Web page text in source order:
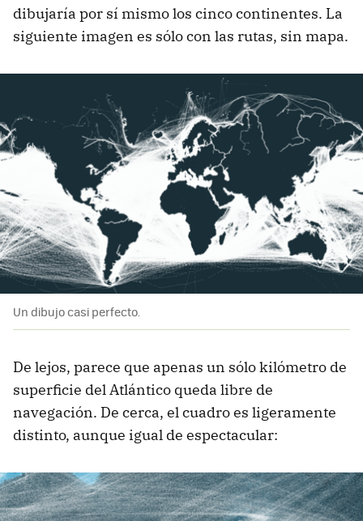
dibujaría por sí mismo los cinco continentes. La
siguiente imagen es sólo con las rutas, sin mapa.
Un dibujo casi perfecto.
De lejos, parece que apenas un sólo kilómetro de
superficie del Atlántico queda libre de
navegación. De cerca, el cuadro es ligeramente
distinto, aunque igual de espectacular: